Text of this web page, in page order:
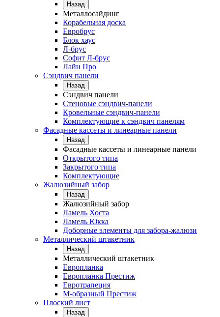
Назад
Металлосайдинг
Корабельная доска
Евробрус
Блок хаус
Л-брус
Софит Л-брус
Лайн Про
Сэндвич панели
Назад
Сэндвич панели
Стеновые сэндвич-панели
Кровельные сэндвич-панели
Комплектующие к сэндвич панелям
Фасадные кассеты и линеарные панели
Назад
Фасадные кассеты и линеарные панели
Открытого типа
Закрытого типа
Комплектующие
Жалюзийный забор
Назад
Жалюзийный забор
Ламель Хоста
Ламель Юкка
Доборные элементы для забора-жалюзи
Металлический штакетник
Назад
Металлический штакетник
Европланка
Европланка Престиж
Евротрапеция
М-образный Престиж
Плоский лист
Назад